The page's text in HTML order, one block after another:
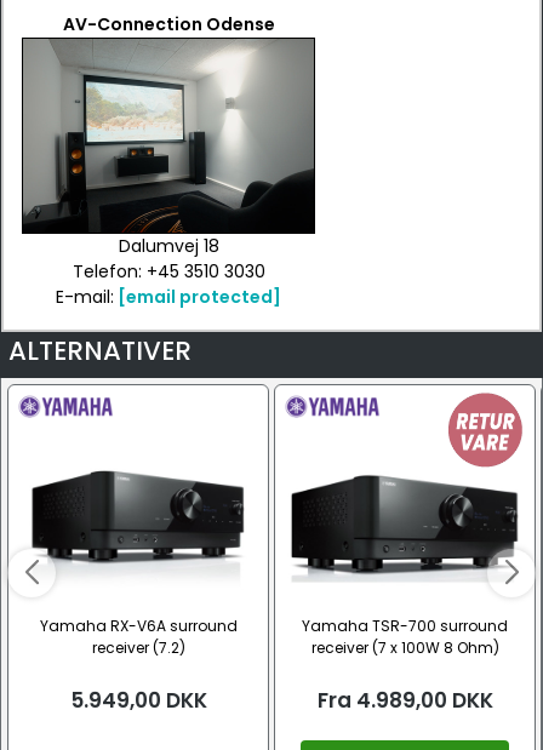
AV-Connection Odense
Dalumvej 18
Telefon: +45 3510 3030
E-mail: [email protected]
ALTERNATIVER
Yamaha RX-V6A surround
receiver (7.2)
5.949,00 DKK
Yamaha TSR-700 surround
receiver (7 x 100W 8 Ohm)
Fra 4.989,00 DKK